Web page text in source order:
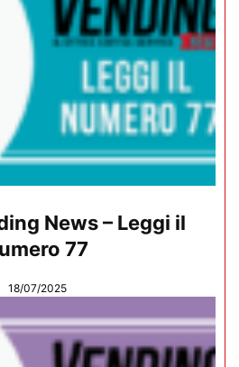
News – Leggi il
77
18/07/2025